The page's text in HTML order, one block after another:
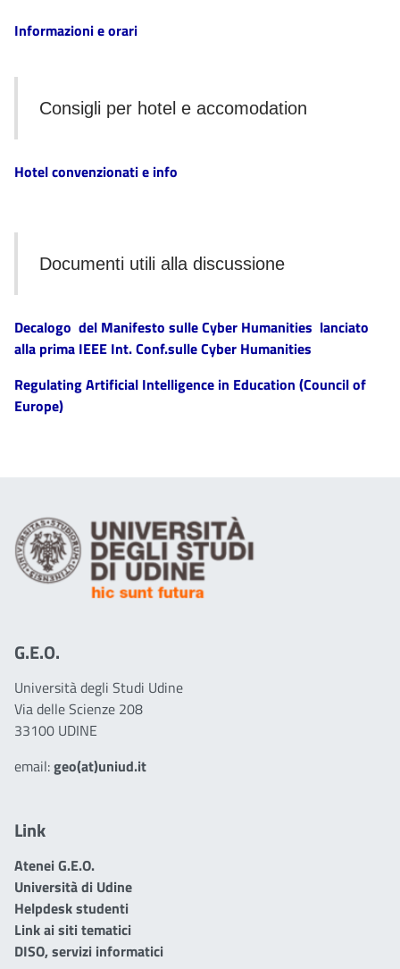
Informazioni e orari
Consigli per hotel e accomodation
Hotel convenzionati e info
Documenti utili alla discussione
Decalogo del Manifesto sulle Cyber Humanities lanciato
alla prima IEEE Int. Conf.sulle Cyber Humanities
Regulating Artificial Intelligence in Education (Council of
Europe)
G.E.O.
Università degli Studi Udine
Via delle Scienze 208
33100 UDINE
email:geo(at)uniud.it
Link
Atenei G.E.O.
Università di Udine
Helpdesk studenti
Link ai siti tematici
DISO, servizi informatici